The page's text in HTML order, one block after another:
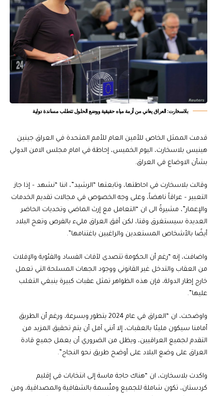
‏بلاسخارت: العراق يعاني من أزمة مياه حقيقية ووضع الحلول تتطلب مساندة دولية
قدمت الممثل الخاص للأمين العام للأمم المتحدة في العراق جينين
هينيس بلاسخارت، اليوم الخميس، إحاطة في امام مجلس الامن الدولي
بشأن الاوضاع في العراق.
وقالت بلاسخارت في احاطتها، وتابعتها “الرشيد”، اننا “نشهد – إذا جاز
التعبير – عراقاً ناهضاً، وعلى وجه الخصوص في مجالات تقديم الخدمات
والإعمار”، مشيرةً الى ان “التعامل مع إرث الماضي وتحديات الحاضر
العديدة سيستغرق وقتا، لكن أفق العراق مليء بالفرص وتعج البلاد
أيضًا بالأشخاص المستعدين والراغبين باغتنامها”.
واضافت، إنه “رغم أن الحكومة تتصدى لآفات الفساد والفئوية والإفلات
من العقاب والتدخل غير القانوني ووجود الجهات المسلحة التي تعمل
خارج إطار الدولة، فإن هذه الظواهر تمثل عقبات كبيرة ينبغي التغلب
عليها”.
واوضحت، ان “العراق في عام 2024 يتطور وبسرعة، ورغم أن الطريق
أمامنا سيكون مليئا بالعقبات، إلا أنني آمل أن يتم تحقيق المزيد من
التقدم لجميع العراقيين، ويظل من الضروري أن يعمل جميع قادة
العراق على وضع البلاد على أوضح طريق نحو النجاح”.
واكدت بلاسخارت، ان “هناك حاجة ماسة إلى انتخابات في إقليم
كردستان، تكون شاملة للجميع ومتّسمة بالشفافية والمصداقية، ومن